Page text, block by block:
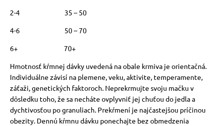
2-4 35 – 50
4-6 50 – 70
6+ 70+
Hmotnosť kŕmnej dávky uvedená na obale krmiva je orientačná.
Individuálne závisí na plemene, veku, aktivite, temperamente,
záťaži, genetických faktoroch. Neprekrmujte svoju mačku v
dôsledku toho, že sa necháte ovplyvniť jej chuťou do jedla a
dychtivosťou po granuliach. Prekŕmení je najčastejšou príčinou
obezity. Dennú kŕmnu dávku ponechajte bez obmedzenia